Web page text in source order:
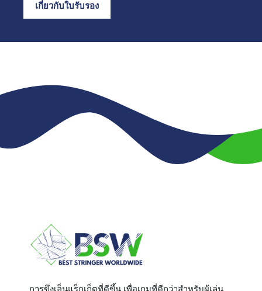
เกี่ยวกับใบรับรอง